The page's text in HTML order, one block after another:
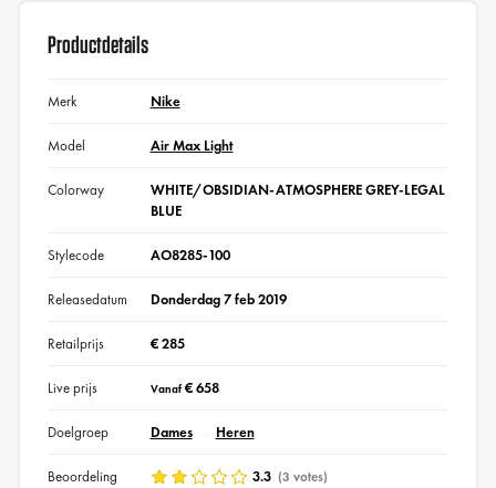
Productdetails
Merk Nike
Model Air Max Light
Colorway
WHITE/OBSIDIAN-ATMOSPHERE GREY-LEGAL
BLUE
Stylecode AO8285-100
Releasedatum Donderdag 7 feb 2019
Retailprijs € 285
Live prijs Vanaf€ 658
Doelgroep Dames Heren
Beoordeling 3.3 (3 votes)